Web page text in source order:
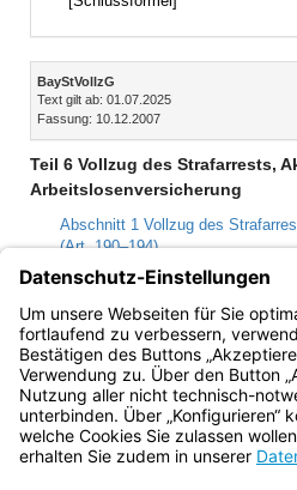
Inhalt
BayStVollzG
Text gilt ab: 01.07.2025
Fassung: 10.12.2007
Teil 6 Vollzug des Strafarrests,
Arbeitslosenversicherung
Abschnitt 1 Vollzug des
(Art. 190–194)
Abschnitt 2 Akten (Art. 195)
Abschnitt 3 Datenschutz (Art.
Abschnitt 4
Bayern.de
BayernPortal